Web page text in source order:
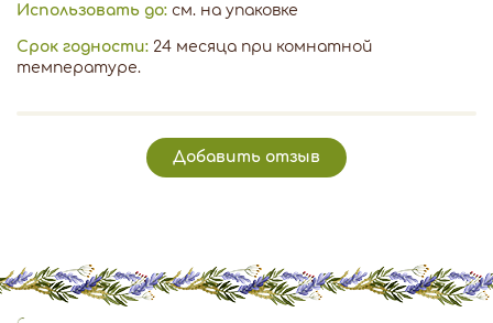
Использовать до: см. на упаковке
Срок годности: 24 месяца при комнатной
температуре.
Добавить отзыв